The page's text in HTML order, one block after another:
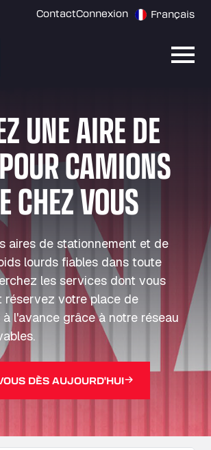
ContactConnexion Français
UNE AIRE DE
CAMIONS
CHEZ VOUS
aires de stationnement et de
lourds fiables dans toute
les services dont vous
réservez votre place de
l'avance grâce à notre réseau
DÈS AUJOURD'HUI